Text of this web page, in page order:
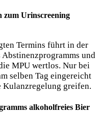
zum Urinscreening
Termins führt in der
und
MPU wertlos. Nur bei
selben Tag eingereicht
greifen.
alkoholfreies Bier